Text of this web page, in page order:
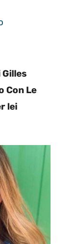
Con Le
lei